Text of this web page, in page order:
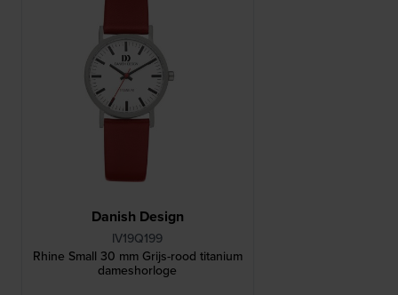
Danish Design
IV19Q199
Rhine Small 30 mm Grijs-rood titanium
dameshorloge